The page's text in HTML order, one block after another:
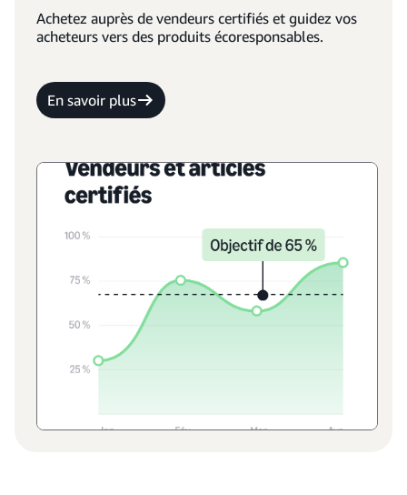
Achetez auprès de vendeurs certifiés et guidez vos
acheteurs vers des produits écoresponsables.
En savoir plus